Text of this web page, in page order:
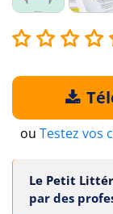
ou Testez vos
Le Petit
par des